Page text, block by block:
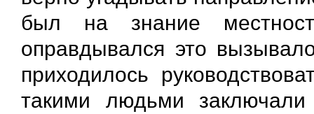
был на знание
оправдывался это
приходилось
такими людьми